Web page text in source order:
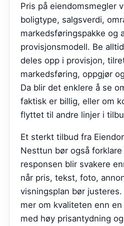
Pris på eiendomsmegler
boligtype, salgsverdi,
markedsføringspakke og
provisjonsmodell. Be
deles opp i provisjon,
markedsføring, oppgjør
Da blir det enklere å se
faktisk er billig, eller om
flyttet til andre linjer i
Et sterkt tilbud fra
Nesttun bør også
responsen blir svakere
når pris, tekst, foto,
visningsplan bør
mer om kvaliteten enn
med høy prisantydning